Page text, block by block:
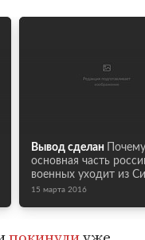
Вывод сделан
Почему
основная часть
военных уходит из
15 марта 2016